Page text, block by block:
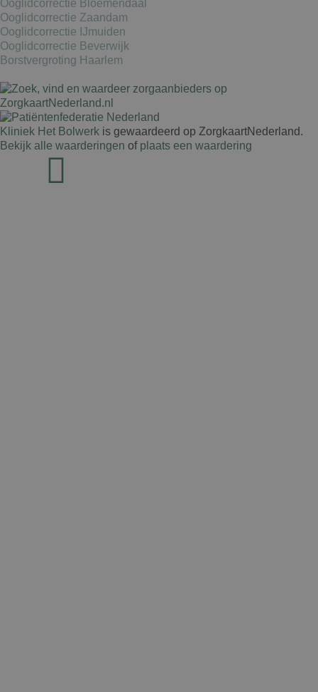
Ooglidcorrectie Bloemendaal
Ooglidcorrectie Zaandam
Ooglidcorrectie IJmuiden
Ooglidcorrectie Beverwijk
Borstvergroting Haarlem
Kliniek Het Bolwerk is gewaardeerd op ZorgkaartNederland.
Bekijk alle waarderingen of plaats een waardering